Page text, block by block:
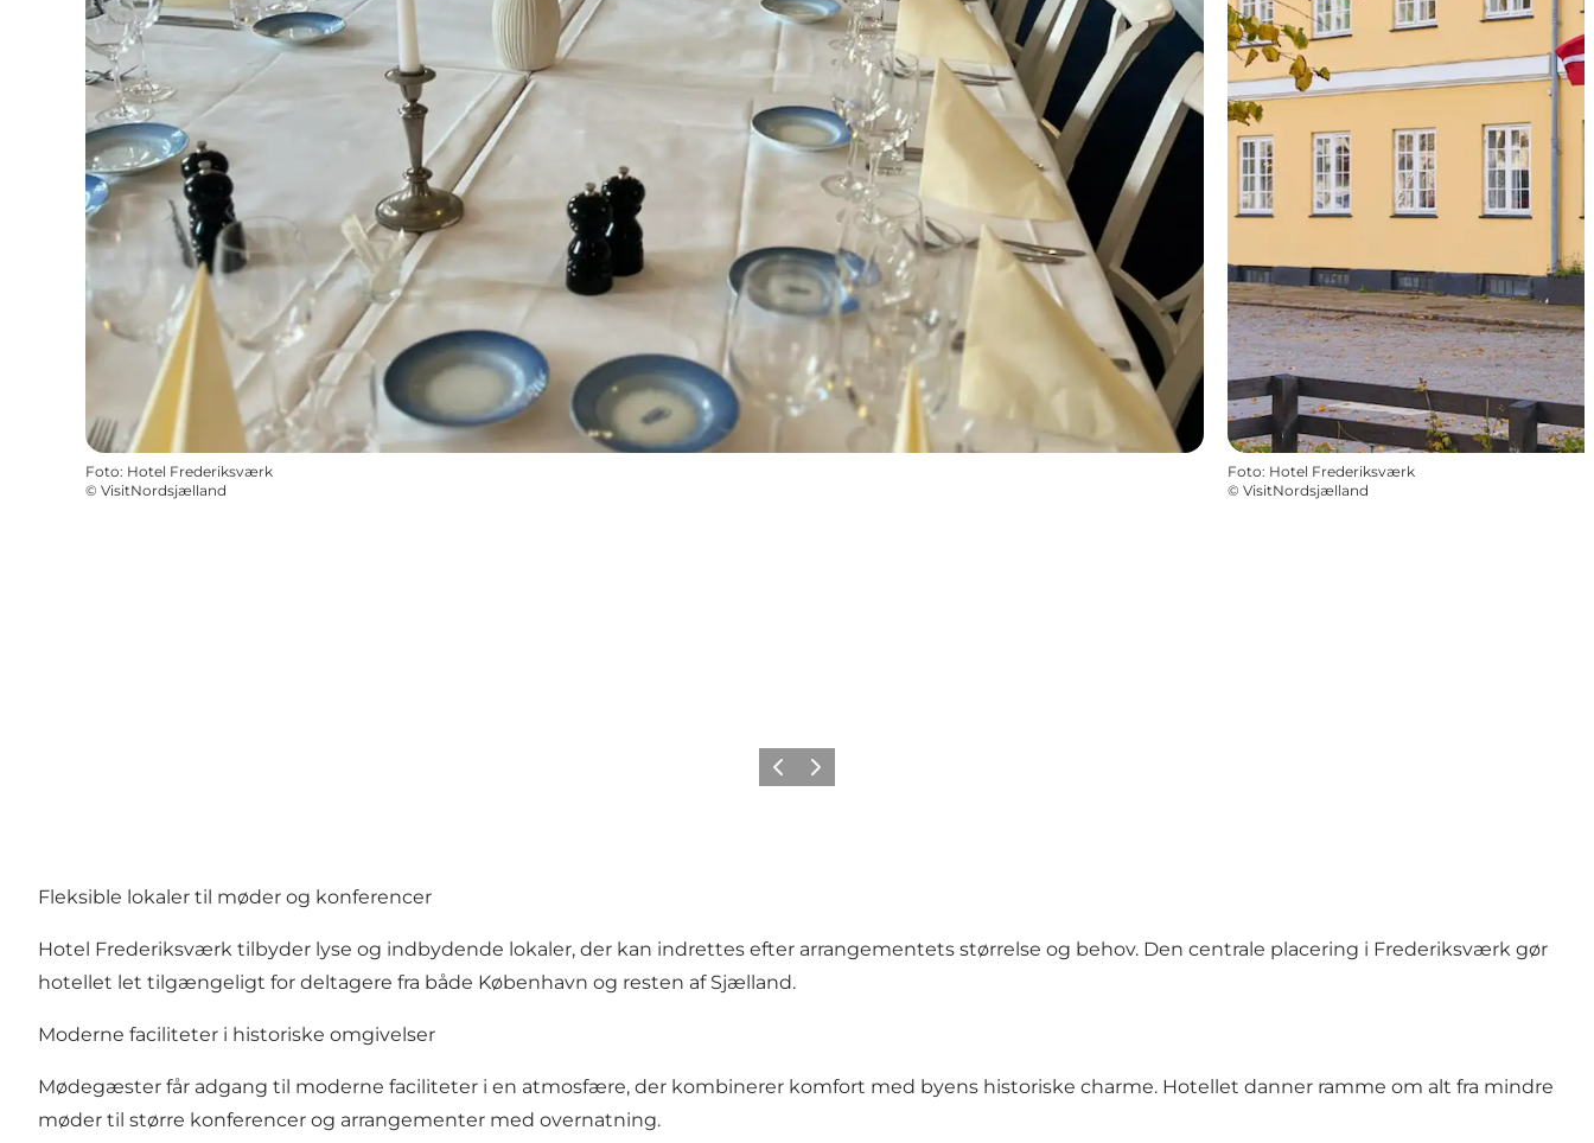
Foto: Hotel Frederiksværk
© VisitNordsjælland
Foto: Hotel Frederiksværk
© VisitNordsjælland
ForrigeNæste
Fleksible lokaler til møder og konferencer
Hotel Frederiksværk tilbyder lyse og indbydende lokaler, der kan indrettes efter arrangementets størrelse og behov. Den centrale placering i Frederiksværk gør
hotellet let tilgængeligt for deltagere fra både København og resten af Sjælland.
Moderne faciliteter i historiske omgivelser
Mødegæster får adgang til moderne faciliteter i en atmosfære, der kombinerer komfort med byens historiske charme. Hotellet danner ramme om alt fra mindre
møder til større konferencer og arrangementer med overnatning.